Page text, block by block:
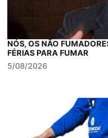
NÓS, OS NÃO
FÉRIAS PARA FUMAR
5/08/2026